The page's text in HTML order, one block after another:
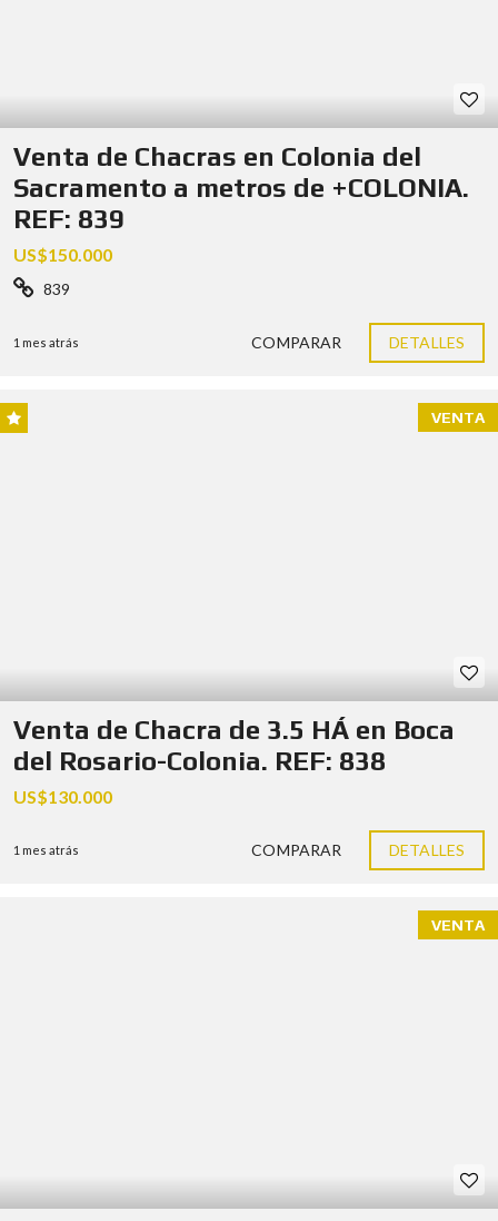
Venta de Chacras en Colonia del
Sacramento a metros de +COLONIA.
REF: 839
US$150.000
839
1 mes atrás COMPARAR DETALLES
VENTA
Venta de Chacra de 3.5 HÁ en Boca
del Rosario-Colonia. REF: 838
US$130.000
1 mes atrás COMPARAR DETALLES
VENTA